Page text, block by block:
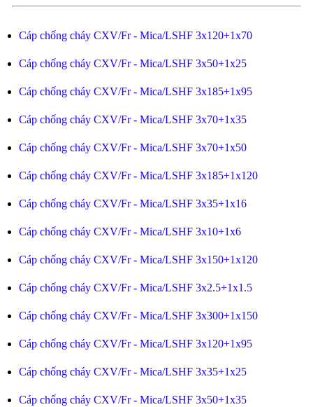
Cáp chống cháy CXV/Fr - Mica/LSHF 3x120+1x70
Cáp chống cháy CXV/Fr - Mica/LSHF 3x50+1x25
Cáp chống cháy CXV/Fr - Mica/LSHF 3x185+1x95
Cáp chống cháy CXV/Fr - Mica/LSHF 3x70+1x35
Cáp chống cháy CXV/Fr - Mica/LSHF 3x70+1x50
Cáp chống cháy CXV/Fr - Mica/LSHF 3x185+1x120
Cáp chống cháy CXV/Fr - Mica/LSHF 3x35+1x16
Cáp chống cháy CXV/Fr - Mica/LSHF 3x10+1x6
Cáp chống cháy CXV/Fr - Mica/LSHF 3x150+1x120
Cáp chống cháy CXV/Fr - Mica/LSHF 3x2.5+1x1.5
Cáp chống cháy CXV/Fr - Mica/LSHF 3x300+1x150
Cáp chống cháy CXV/Fr - Mica/LSHF 3x120+1x95
Cáp chống cháy CXV/Fr - Mica/LSHF 3x35+1x25
Cáp chống cháy CXV/Fr - Mica/LSHF 3x50+1x35